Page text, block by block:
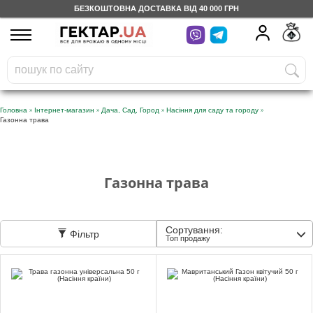
БЕЗКОШТОВНА ДОСТАВКА ВІД 40 000 ГРН
UA
На вашому
бонусному рахунку
грн
Безкоштовно по Україні
Доставка
Головна » Інтернет-магазин » Дача, Сад, Город » Насіння для саду та городу »
Газонна трава
Газонна трава
Фільтр Сортування:
Топ продажу